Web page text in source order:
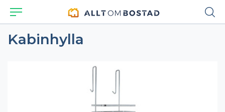
Kabinhylla